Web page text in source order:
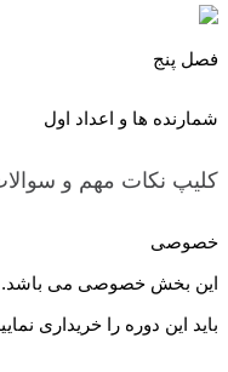
فصل پنج
شمارنده ها و اعداد اول
کلیپ نکات مهم و
خصوصی
این بخش خصوصی می باشد.
باید این دوره را خریداری